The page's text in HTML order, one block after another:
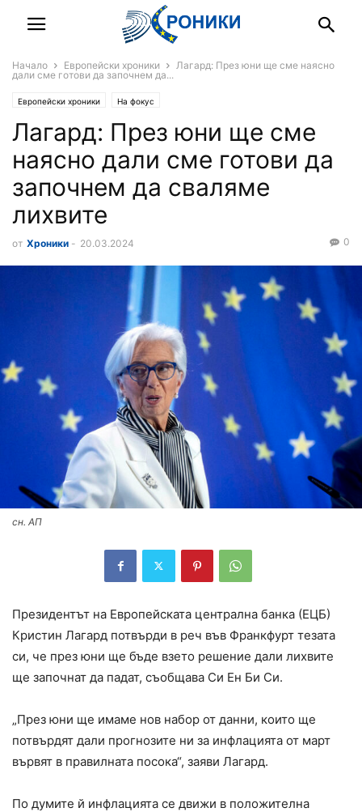
Начало Европейски хроники
Лагард: През юни ще сме наясно
дали сме готови да започнем да...
Европейски хроники На фокус
Лагард: През юни ще сме
наясно дали сме готови да
започнем да сваляме
лихвите
от Хроники - 20.03.2024 0
сн. АП
Президентът на Европейската централна банка (ЕЦБ)
Кристин Лагард потвърди в реч във Франкфурт тезата
си, че през юни ще бъде взето решение дали лихвите
ще започнат да падат, съобщава Си Ен Би Си.
„През юни ще имаме нов набор от данни, които ще
потвърдят дали прогнозите ни за инфлацията от март
вървят в правилната посока“, заяви Лагард.
По думите й инфлацията се движи в положителна